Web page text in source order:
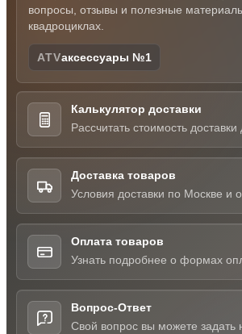
вопросы, отзывы и полезные
квадроциклах.
ATVаксессуары №1
Калькулятор доставки
Рассчитать стоимость
Доставка товаров
Условия доставки по Москве и
Оплата товаров
Узнать подробнее о формах
Вопрос-Ответ
Свой вопрос вы можете задать